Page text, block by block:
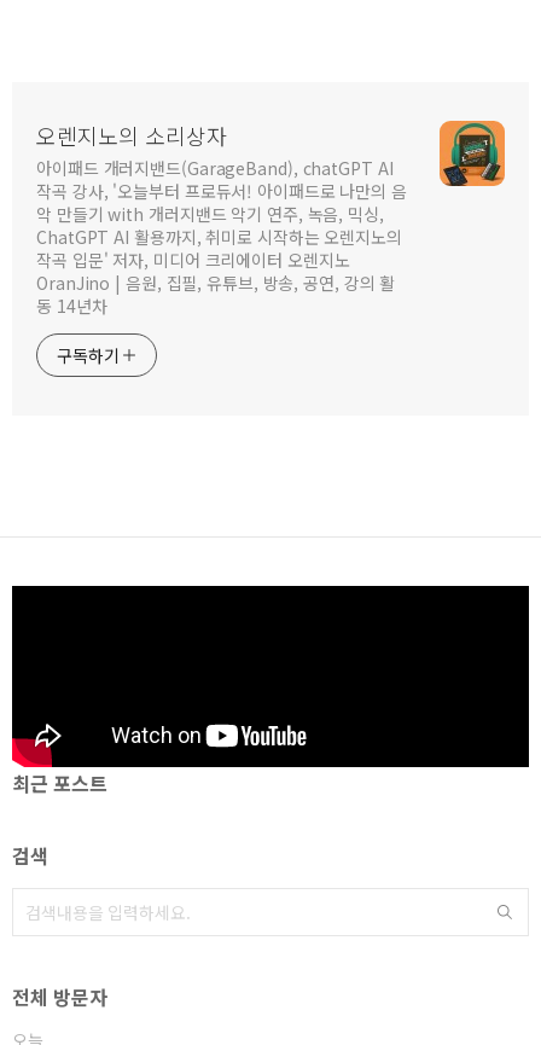
오렌지노의 소리상자
아이패드 개러지밴드(GarageBand), chatGPT AI
작곡 강사, '오늘부터 프로듀서! 아이패드로 나만의 음
악 만들기 with 개러지밴드 악기 연주, 녹음, 믹싱,
ChatGPT AI 활용까지, 취미로 시작하는 오렌지노의
작곡 입문' 저자, 미디어 크리에이터 오렌지노
OranJino | 음원, 집필, 유튜브, 방송, 공연, 강의 활
동 14년차
구독하기
최근 포스트
검색
전체 방문자
오늘